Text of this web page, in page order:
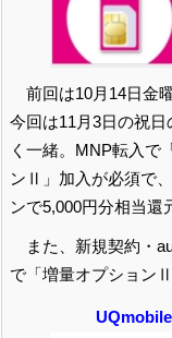
前回は10月14日金
今回は11月3日の祝
く一緒。MNP転入で
ンⅡ」加入が必須で
ンで5,000円分相当還
また、新規契約・
で「増量オプションⅡ